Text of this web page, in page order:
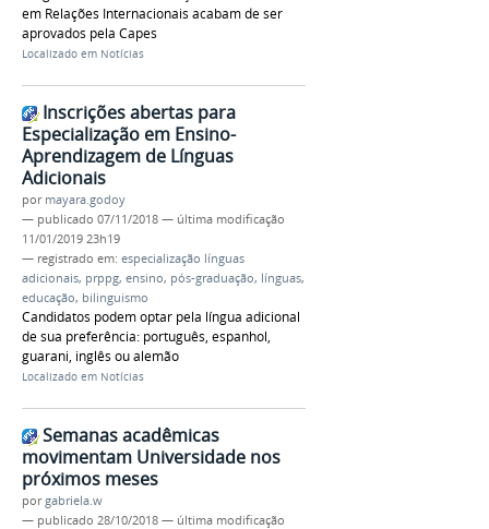
em Relações Internacionais acabam de ser
aprovados pela Capes
Localizado em Notícias
Inscrições abertas para
Especialização em Ensino-
Aprendizagem de Línguas
Adicionais
por mayara.godoy
— publicado 07/11/2018 — última modificação
11/01/2019 23h19
— registrado em: especialização línguas
adicionais, prppg, ensino, pós-graduação, línguas,
educação, bilinguismo
Candidatos podem optar pela língua adicional
de sua preferência: português, espanhol,
guarani, inglês ou alemão
Localizado em Notícias
Semanas acadêmicas
movimentam Universidade nos
próximos meses
porgabriela.w
— publicado 28/10/2018 — última modificação